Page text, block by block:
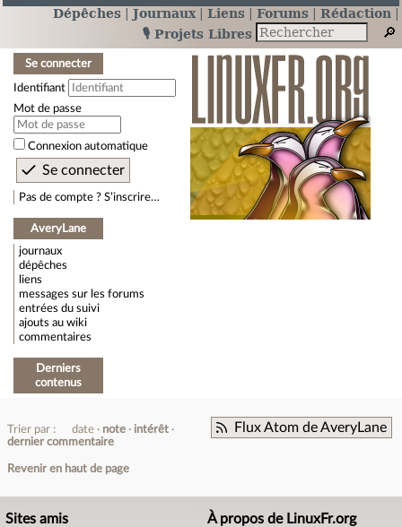
Dépêches Journaux Liens Forums
Rédaction
🎙️ Projets Libres
Se connecter
Identifiant
Mot de passe
Connexion automatique
Pas de compte ? S’inscrire…
AveryLane
journaux
dépêches
liens
messages sur les forums
entrées du suivi
ajouts au wiki
commentaires
Derniers
contenus
Flux Atom de AveryLane
Trier par : date note
intérêt
dernier commentaire
Revenir en haut de page
Sites amis À propos de LinuxFr.org